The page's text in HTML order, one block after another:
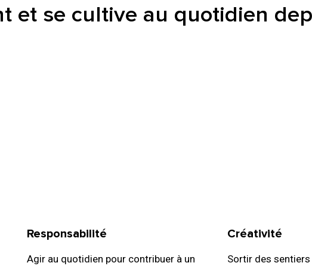
et se cultive au quotidien
Responsabilité
Agir au quotidien pour contribuer à un
Créativité
Sortir des